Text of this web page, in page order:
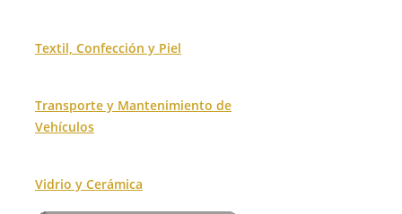
Textil, Confección y Piel
Transporte y Mantenimiento de
Vehículos
Vidrio y Cerámica